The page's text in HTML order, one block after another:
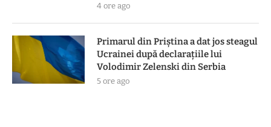
4 ore ago
Primarul din Priștina a dat jos steagul
Ucrainei după declarațiile lui
Volodimir Zelenski din Serbia
5 ore ago